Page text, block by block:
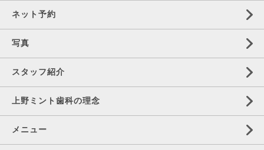
ネット予約
写真
スタッフ紹介
上野ミント歯科の理念
メニュー